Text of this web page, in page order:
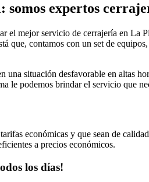
expertos
el mejor servicio de cerrajería en La
que, contamos con un set de
una situación desfavorable en altas
le podemos brindar el servicio que
económicas y que sean de
a precios económicos.
los días!